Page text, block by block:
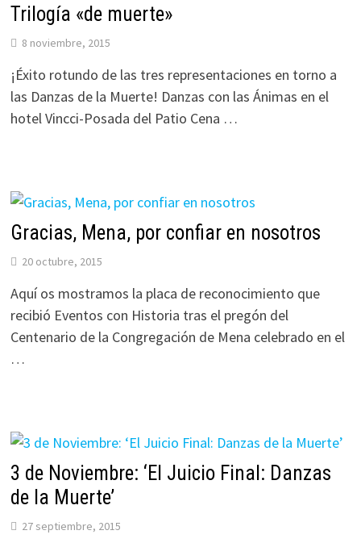
Trilogía «de muerte»
8 noviembre, 2015
¡Éxito rotundo de las tres representaciones en torno a
las Danzas de la Muerte! Danzas con las Ánimas en el
hotel Vincci-Posada del Patio Cena …
Gracias, Mena, por confiar en nosotros
20 octubre, 2015
Aquí os mostramos la placa de reconocimiento que
recibió Eventos con Historia tras el pregón del
Centenario de la Congregación de Mena celebrado en el
…
3 de Noviembre: ‘El Juicio Final: Danzas
de la Muerte’
27 septiembre, 2015